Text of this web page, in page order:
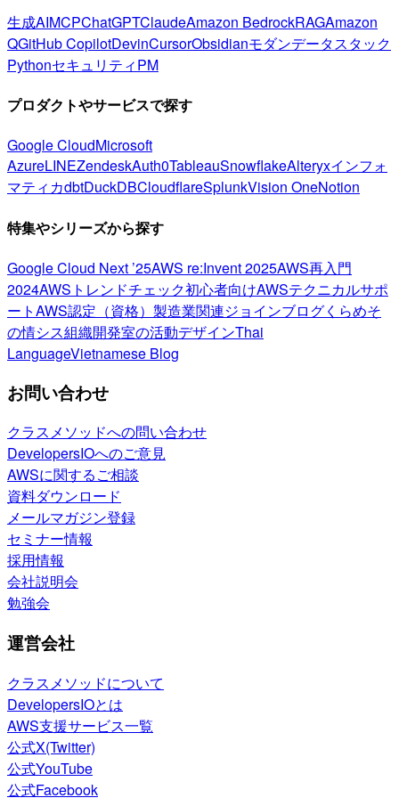
生成AIMCPChatGPTClaudeAmazon BedrockRAGAmazon
QGitHub CopilotDevinCursorObsidianモダンデータスタック
PythonセキュリティPM
プロダクトやサービスで探す
Google CloudMicrosoft
AzureLINEZendeskAuth0TableauSnowflakeAlteryxインフォ
マティカdbtDuckDBCloudflareSplunkVision OneNotion
特集やシリーズから探す
Google Cloud Next ’25AWS re:Invent 2025AWS再入門
2024AWSトレンドチェック初心者向けAWSテクニカルサポ
ートAWS認定（資格） 製造業関連ジョインブログくらめそ
の情シス組織開発室の活動デザインThai
LanguageVietnamese Blog
お問い合わせ
クラスメソッドへの問い合わせ
DevelopersIOへのご意見
AWSに関するご相談
資料ダウンロード
メールマガジン登録
セミナー情報
採用情報
会社説明会
勉強会
運営会社
クラスメソッドについて
DevelopersIOとは
AWS支援サービス一覧
公式X(Twitter)
公式YouTube
公式Facebook